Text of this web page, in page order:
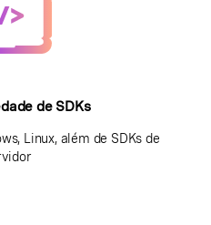
de SDKs
Linux, além de SDKs de